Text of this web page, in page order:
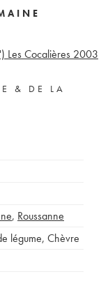
Les Cocalières 2003
& DE LA
, Roussanne
légume, Chèvre